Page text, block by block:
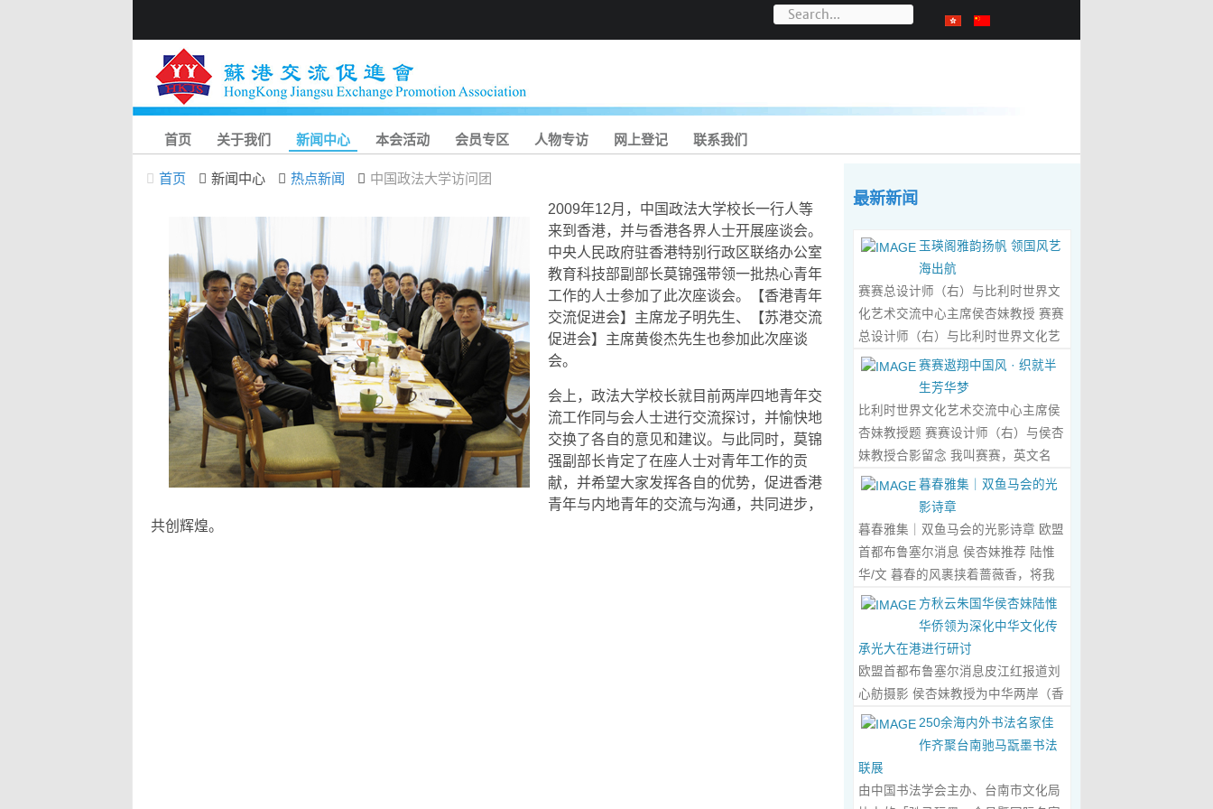
首页 关于我们 新闻中心 本会活动 会员专区 人物专访 网上登记 联系我们
首页 新闻中心 热点新闻
中国政法大学访问团
2009年12月，中国政法大学校长一行人等
来到香港，并与香港各界人士开展座谈会。
中央人民政府驻香港特别行政区联络办公室
教育科技部副部长莫锦强带领一批热心青年
工作的人士参加了此次座谈会。【香港青年
交流促进会】主席龙子明先生、【苏港交流
促进会】主席黄俊杰先生也参加此次座谈
会。
会上，政法大学校长就目前两岸四地青年交
流工作同与会人士进行交流探讨，并愉快地
交换了各自的意见和建议。与此同时，莫锦
强副部长肯定了在座人士对青年工作的贡
献，并希望大家发挥各自的优势，促进香港
青年与内地青年的交流与沟通，共同进步，
共创辉煌。
最新新闻
玉瑛阁雅韵扬帆 领国风艺
海出航
赛赛总设计师（右）与比利时世界文
化艺术交流中心主席侯杏妹教授 赛赛
总设计师（右）与比利时世界文化艺
术交流中心主席侯杏妹教授及其题词
合影留念 ‍ 赛赛/文 ‍ 近日有幸与比利时
籍华裔艺术家陆惟华、侯杏妹夫妇倾
心晤谈，此番交流没有客套的寒暄，
唯有艺术与文化的深度共鸣，言辞间
赤诚的文化情怀，畅谈过后，内心满
是深切的感念与久久不散的触动，更
让我对国风服饰的创作之路，有了全
新的认知与坚守。...Read More...
赛赛遨翔中国风 · 织就半
生芳华梦
比利时世界文化艺术交流中心主席侯
杏妹教授题 赛赛设计师（右）与侯杏
妹教授合影留念 我叫赛赛，英文名
Elin，生于湖南邵东的乡野村落，如
今扎根东莞，在服装与设计的领域
里，书写着属于自己的人生篇章。 我
的童年，是被墨香与书卷包裹的时
光。外公是当地颇负盛名的国画爱好
师、老校长，他的一生，一半是教书
育人的赤诚，一半是笔墨丹青的风
雅。记忆里，外公的书桌总铺着宣
纸，狼毫笔起落间，山水花鸟跃然纸
上，窗外的田园炊烟、山间流云，都
成了他笔下的景致。我总蹲在桌旁静
静凝望，看墨色在纸上晕染开深浅层
次，看线条勾勒出世间万物，那些灵
动的笔触、雅致的构图，悄无声息地
暮春雅集｜双鱼马会的光
影诗章
暮春雅集｜双鱼马会的光影诗章 欧盟
首都布鲁塞尔消息 侯杏妹推荐 陆惟
华/文 暮春的风裹挟着蔷薇香，将我
们引入香港双鱼河马会的湖光画卷
中。叶庆良博士、陆惟华博士、侯杏
妹教授与廖国玲小姐同游于此，在水
墨烟岚与艺术雅趣间，共赴一场关于
时光的慢调叙事。 墨韵凝香：方寸亭
着的灯串尚未苏醒，却被攀援的藤蔓
织成了碎金帘幕。牙医博士叶庆良的
书法汇报在此流淌，如古琴拨弦——
他从仓颉造字的鸿蒙传说讲起，指尖
方秋云朱国华侯杏妹陆惟
华侨领为深化中华文化传
承光大在港进行研讨
欧盟首都布鲁塞尔消息皮江红报道刘
心舫摄影 侯杏妹教授为中华两岸（香
港）文创观光协会题词致贺 2023年5
月2日上午，比利时美术家协会主席
陆惟华博士，比利时世界文化艺术交
流中心主席、香港国际文化艺术联会
250余海内外书法名家佳
作齐聚台南驰马翫墨书法
联展
由中国书法学会主办、台南市文化局